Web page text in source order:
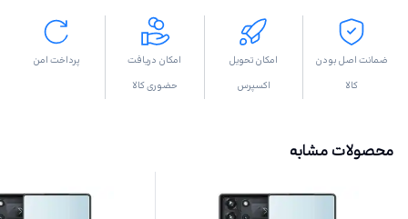
ضمانت اصل بودن
کالا
امکان تحویل
اکسپرس
امکان دریافت
حضوری کالا
پرداخت امن
محصولات مشابه